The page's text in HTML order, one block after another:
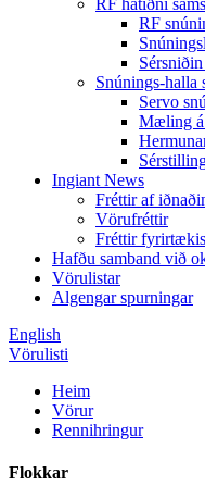
RF hátíðni
RF
Snúnings-halla
Servo
Mæling á
Ingiant News
Fréttir af
Vörufréttir
Fréttir
Hafðu samband við
Vörulistar
Algengar spurningar
English
Vörulisti
Heim
Vörur
Rennihringur
Flokkar